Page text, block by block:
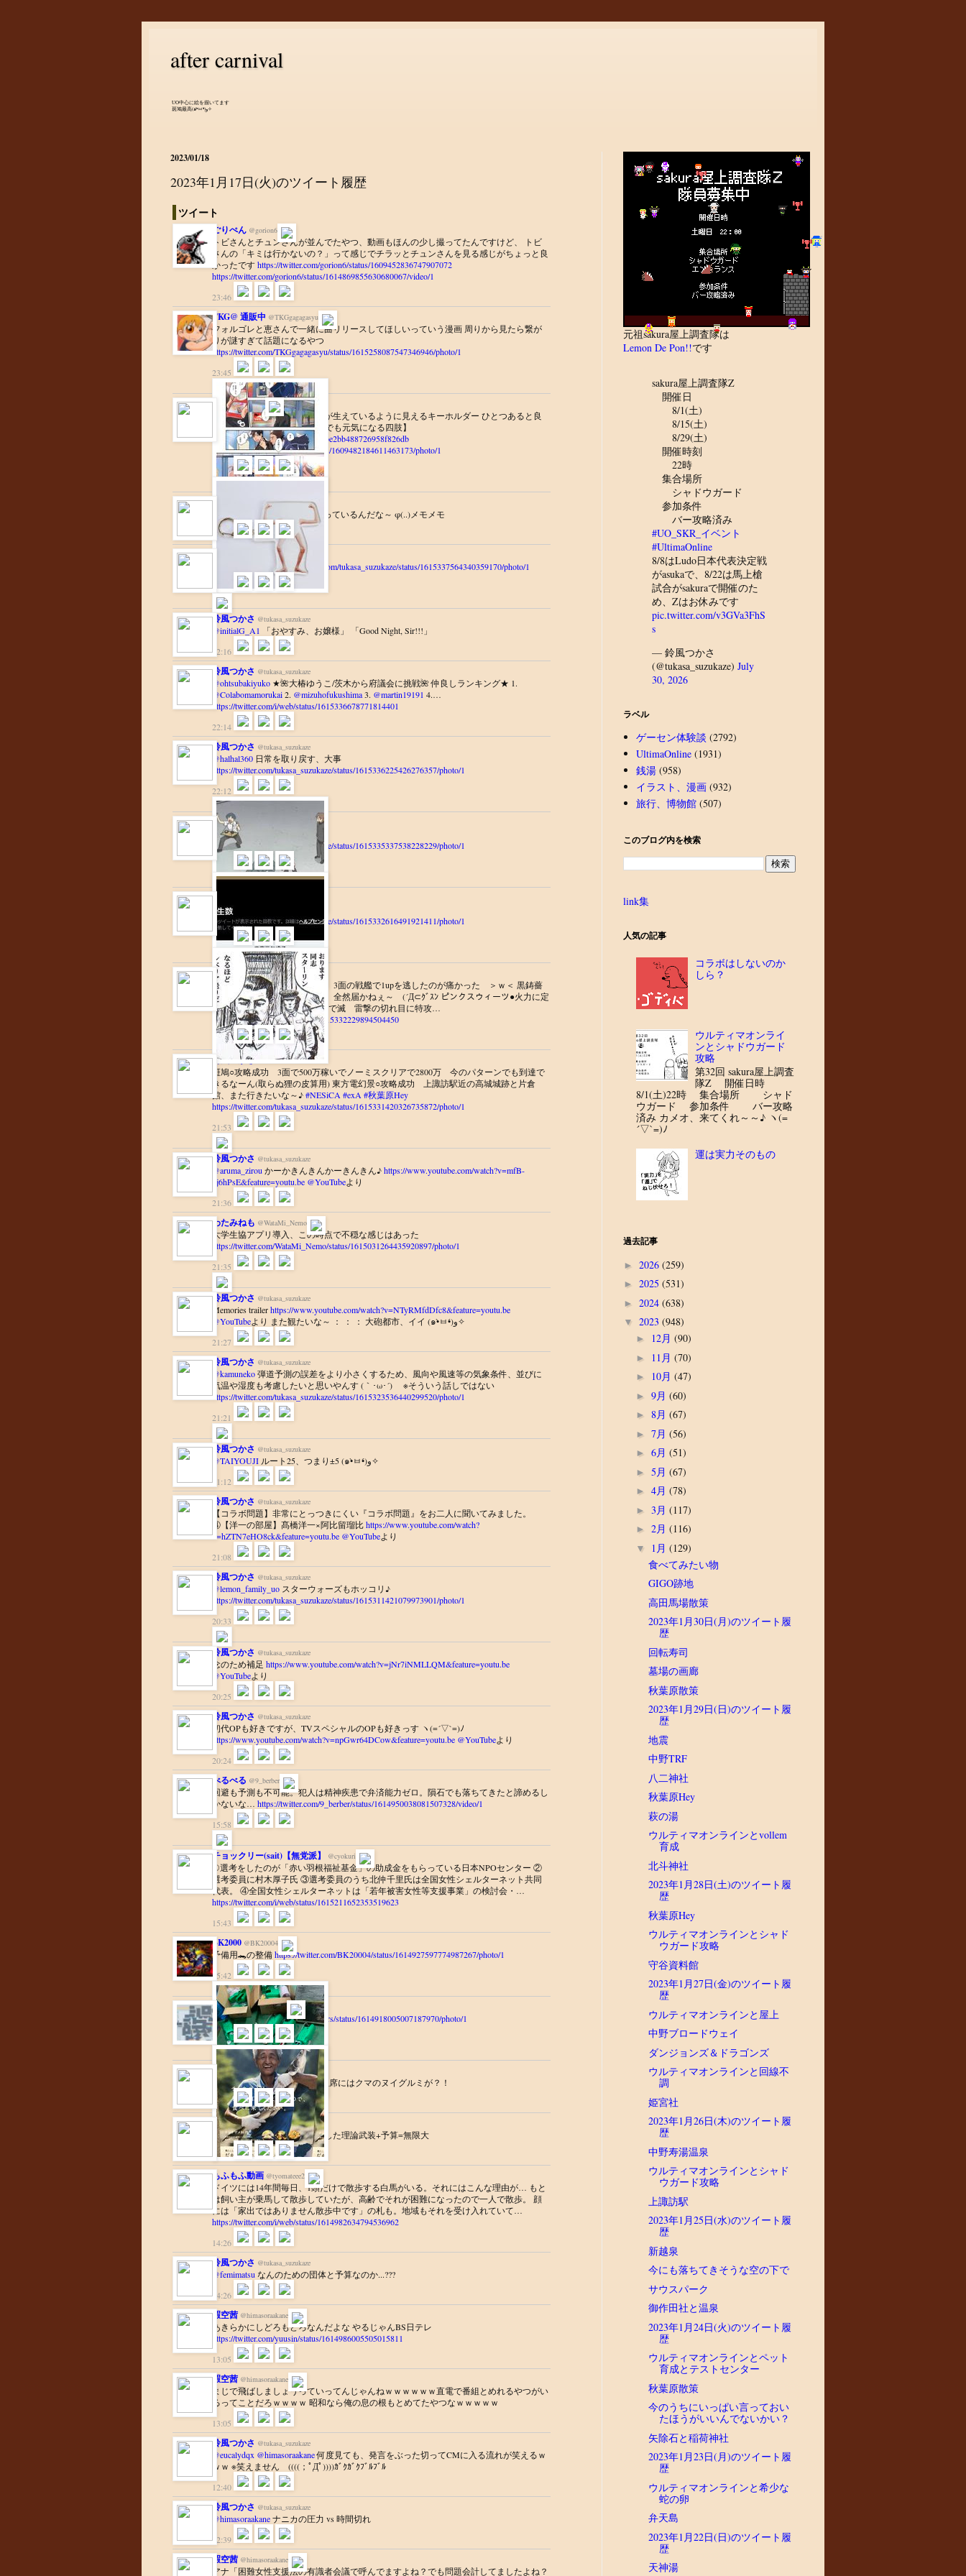
after carnival
UO中心に絵を描いてます
斑鳩最高(๑•̀ㅂ•́)و✧
2023/01/18
2023年1月17日(火)のツイート履歴
ツイート
ごりぺん @gorion6
トビさんとチュンさんが並んでたやつ、動画もほんの少し撮ってたんですけど、 トビ
さんの「キミは行かないの？」って感じでチラッとチュンさんを見る感じがちょっと良
かったですhttps://twitter.com/gorion6/status/1609452836747907072
https://twitter.com/gorion6/status/1614869855630680067/video/1
23:46
TKG@ 通販中 @TKGgagagasyu
フォルゴレと恵さんで一緒に曲リリースしてほしいっていう漫画 周りから見たら繋が
りが謎すぎて話題になるやつ
https://twitter.com/TKGgagagasyu/status/1615258087547346946/photo/1
23:45
八羽 @aoiwa_88
かざすといろんな物から手足が生えているように見えるキーホルダー ひとつあると良
い日々になります。 👇【なんでも元気になる四肢】
https://aoiwa.stores.jp/items/630cbe2bb488726958f826db
https://twitter.com/aoiwa_88/status/1609482184611463173/photo/1
23:44
鈴風つかさ @tukasa_suzukaze
@mikage__akari
何にでも天敵っているんだな～ φ(..)メモメモ
23:21
鈴風つかさ @tukasa_suzukaze
https://twitter.com/tukasa_suzukaze/status/1615337564340359170/photo/1
22:17
鈴風つかさ @tukasa_suzukaze
@initialG_A1
「おやすみ、お嬢様」 「Good Night, Sir!!!」
22:16
鈴風つかさ @tukasa_suzukaze
@ohtsubakiyuko ★🌺大椿ゆうこ/茨木から府議会に挑戦🌺 仲良しランキング★ 1.
@Colabomamorukai2. @mizuhofukushima3. @martin19191 4.…
https://twitter.com/i/web/status/1615336678771814401
22:14
鈴風つかさ @tukasa_suzukaze
@halhal360 日常を取り戻す、大事
https://twitter.com/tukasa_suzukaze/status/1615336225426276357/photo/1
22:12
鈴風つかさ
非表示だなんてとんでもない
https://twitter.com/tukasa_suzukaze/status/1615335337538228229/photo/1
鈴風つかさ
@himasoraakane
https://twitter.com/tukasa_suzukaze/status/1615332616491921411/photo/1
21:58
鈴風つかさ @tukasa_suzukaze
ケツイ●1周目の社長面接で滅 3面の戦艦で1upを逃したのが痛かった ＞ｗ＜ 黒鋳薔
薇●3面ボスで滅 1upの1千万、全然届かねぇ～ (´Д⊂ｸﾞｽﾝ ピンクスウィーツ●火力に定
評あるレースで挑むも2面道中で滅 雷撃の切れ目に特攻…
https://twitter.com/i/web/status/1615332229894504450
21:56
鈴風つかさ @tukasa_suzukaze
斑鳩○攻略成功 3面で500万稼いでノーミスクリアで2800万 今のパターンでも到達で
きるなーん(取らぬ狸の皮算用) 東方電幻景○攻略成功 上諏訪駅近の高城城跡と片倉
館、また行きたいな～♪#NESiCA #exA #秋葉原Hey
https://twitter.com/tukasa_suzukaze/status/1615331420326735872/photo/1
21:53
鈴風つかさ @tukasa_suzukaze
@aruma_zirou かーかきんきんかーきんきん♪https://www.youtube.com/watch?v=mfB-
qj6hPsE&feature=youtu.be @YouTubeより
21:36
わたみねも @WataMi_Nemo
大学生協アプリ導入、この時点で不穏な感じはあった
https://twitter.com/WataMi_Nemo/status/1615031264435920897/photo/1
21:35
鈴風つかさ @tukasa_suzukaze
Memories trailerhttps://www.youtube.com/watch?v=NTyRMfdDfc8&feature=youtu.be
@YouTube
より また観たいな～ ： ： ： 大砲都市、イイ (๑•̀ㅂ•́)و✧
21:27
鈴風つかさ @tukasa_suzukaze
@kamuneko弾道予測の誤差をより小さくするため、風向や風速等の気象条件、並びに
気温や湿度も考慮したいと思いやんす (｀･ω･´)ゞ ※そういう話しではない
https://twitter.com/tukasa_suzukaze/status/1615323536440299520/photo/1
21:21
鈴風つかさ @tukasa_suzukaze
@TAIYOUJI
ルート25、つまり±5 (๑•̀ㅂ•́)و✧
21:12
鈴風つかさ @tukasa_suzukaze
【コラボ問題】非常にとっつきにくい『コラボ問題』をお二人に聞いてみました。
④【洋一の部屋】髙橋洋一×阿比留瑠比https://www.youtube.com/watch?
v=hZTN7eHO8ck&feature=youtu.be @YouTubeより
21:08
鈴風つかさ @tukasa_suzukaze
@lemon_family_uo スターウォーズもホッコリ♪
https://twitter.com/tukasa_suzukaze/status/1615311421079973901/photo/1
20:33
鈴風つかさ @tukasa_suzukaze
念のため補足 https://www.youtube.com/watch?v=jNr7iNMLLQM&feature=youtu.be
@YouTubeより
20:25
鈴風つかさ @tukasa_suzukaze
初代OPも好きですが、TVスペシャルのOPも好きっす ヽ(=´▽`=)ﾉ
https://www.youtube.com/watch?v=npGwr64DCow&feature=youtu.be @YouTubeより
20:24
べるべる @9_berber
回避も予測も不可能。犯人は精神疾患で弁済能力ゼロ。隕石でも落ちてきたと諦めるし
かないな… https://twitter.com/9_berber/status/1614950038081507328/video/1
15:58
チョックリー(sait)【無党派】 @cyokuri
①選考をしたのが「赤い羽根福祉基金」の助成金をもらっている日本NPOセンター ②
選考委員に村木厚子氏 ③選考委員のうち北仲千里氏は全国女性シェルターネット共同
代表。 ④全国女性シェルターネットは「若年被害女性等支援事業」の検討会・…
https://twitter.com/i/web/status/1615211652353519623
15:43
BK2000 @BK20004
予備用🐊の整備https://twitter.com/BK20004/status/1614927597774987267/photo/1
15:42
誤爆 @NoContextErrors
https://twitter.com/NoContextErrors/status/1614918005007187970/photo/1
15:41
鈴風つかさ @tukasa_suzukaze
@himasoraakaneCMあけ、大臣席にはクマのヌイグルミが？！
15:41
鈴風つかさ @tukasa_suzukaze
@himasoraakane弱者を人質にした理論武装+予算=無限大
15:37
もふもふ動画 @tyomateee2
ドイツには14年間毎日、1頭だけで散歩する白馬がいる。それにはこんな理由が… もと
は飼い主が乗馬して散歩していたが、高齢でそれが困難になったので一人で散歩。 顔
には「家出ではありません散歩中です」の札も。地域もそれを受け入れていて…
https://twitter.com/i/web/status/1614982634794536962
14:26
鈴風つかさ @tukasa_suzukaze
@femimatsu なんのための団体と予算なのか...???
14:26
暇空茜 @himasoraakane
あきらかにしどろもどろなんだよな やるじゃんBS日テレ
https://twitter.com/yuusin/status/1614986005505015811
13:05
暇空茜 @himasoraakane
まじで飛ばしましょうっていってんじゃんねｗｗｗｗｗｗ直電で番組とめれるやつがい
るってことだろｗｗｗｗ 昭和なら俺の息の根もとめてたやつなｗｗｗｗｗ
13:05
鈴風つかさ @tukasa_suzukaze
@eucalydqx @himasoraakane何度見ても、発言をぶった切ってCMに入る流れが笑えるｗ
ｗｗ ※笑えません ((((；ﾟДﾟ))))ｶﾞｸｶﾞｸﾌﾞﾙﾌﾞﾙ
12:40
鈴風つかさ @tukasa_suzukaze
@himasoraakaneナニカの圧力 vs 時間切れ
12:39
暇空茜 @himasoraakane
アナ「困難女性支援法の有識者会議で呼んでますよね？でも問題会計してましたよね？
元祖sakura屋上調査隊は
Lemon De Pon!!です
sakura屋上調査隊Z
開催日
8/1(土)
8/15(土)
8/29(土)
開催時刻
22時
集合場所
シャドウガード
参加条件
バー攻略済み
#UO_SKR_イベント
#UltimaOnline
8/8はLudo日本代表決定戦
がasukaで、8/22は馬上槍
試合がsakuraで開催のた
め、Zはお休みです
pic.twitter.com/v3GVa3FhS
s
— 鈴風つかさ
(@tukasa_suzukaze) July
30, 2026
ラベル
ゲーセン体験談 (2792)
UltimaOnline (1931)
銭湯 (958)
イラスト、漫画 (932)
旅行、博物館 (507)
このブログ内を検索
link集
人気の記事
コラボはしないのか
しら？
ウルティマオンライ
ンとシャドウガード
攻略
第32回 sakura屋上調査
隊Z 開催日時
8/1(土)22時 集合場所 シャド
ウガード 参加条件 バー攻略
済み カメオ、来てくれ～～♪ ヽ(=
´▽`=)ﾉ
運は実力そのもの
過去記事
► 2026 (259)
► 2025 (531)
► 2024 (638)
▼ 2023 (948)
► 12月 (90)
► 11月 (70)
► 10月 (47)
► 9月 (60)
► 8月 (67)
► 7月 (56)
► 6月 (51)
► 5月 (67)
► 4月 (78)
► 3月 (117)
► 2月 (116)
▼ 1月 (129)
食べてみたい物
GIGO跡地
高田馬場散策
2023年1月30日(月)のツイート履
歴
回転寿司
墓場の画廊
秋葉原散策
2023年1月29日(日)のツイート履
歴
地震
中野TRF
八二神社
秋葉原Hey
萩の湯
ウルティマオンラインとvollem
育成
北斗神社
2023年1月28日(土)のツイート履
歴
秋葉原Hey
ウルティマオンラインとシャド
ウガード攻略
守谷資料館
2023年1月27日(金)のツイート履
歴
ウルティマオンラインと屋上
中野ブロードウェイ
ダンジョンズ＆ドラゴンズ
ウルティマオンラインと回線不
調
姫宮社
2023年1月26日(木)のツイート履
歴
中野寿湯温泉
ウルティマオンラインとシャド
ウガード攻略
上諏訪駅
2023年1月25日(水)のツイート履
歴
新越泉
今にも落ちてきそうな空の下で
サウスパーク
御作田社と温泉
2023年1月24日(火)のツイート履
歴
ウルティマオンラインとペット
育成とテストセンター
秋葉原散策
今のうちにいっぱい言っておい
たほうがいいんでないかい？
矢除石と稲荷神社
2023年1月23日(月)のツイート履
歴
ウルティマオンラインと希少な
蛇の卵
弁天島
2023年1月22日(日)のツイート履
歴
天神湯